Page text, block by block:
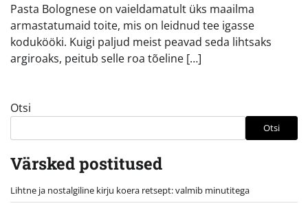
Pasta Bolognese on vaieldamatult üks maailma
armastatumaid toite, mis on leidnud tee igasse
kodukööki. Kuigi paljud meist peavad seda lihtsaks
argiroaks, peitub selle roa tõeline […]
Otsi
Otsi
Värsked postitused
Lihtne ja nostalgiline kirju koera retsept: valmib minutitega